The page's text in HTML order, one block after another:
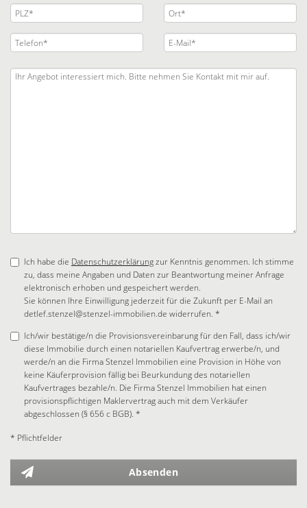
Ich habe die Datenschutzerklärungzur Kenntnis genommen. Ich stimme
zu, dass meine Angaben und Daten zur Beantwortung meiner Anfrage
elektronisch erhoben und gespeichert werden.
Sie können Ihre Einwilligung jederzeit für die Zukunft per E-Mail an
detlef.stenzel@stenzel-immobilien.de widerrufen. *
Ich/wir bestätige/n die Provisionsvereinbarung für den Fall, dass ich/wir
diese Immobilie durch einen notariellen Kaufvertrag erwerbe/n, und
werde/n an die Firma Stenzel Immobilien eine Provision in Höhe von
keine Käuferprovision fällig bei Beurkundung des notariellen
Kaufvertrages bezahle/n. Die Firma Stenzel Immobilien hat einen
provisionspflichtigen Maklervertrag auch mit dem Verkäufer
abgeschlossen (§ 656 c BGB). *
* Pflichtfelder
Absenden